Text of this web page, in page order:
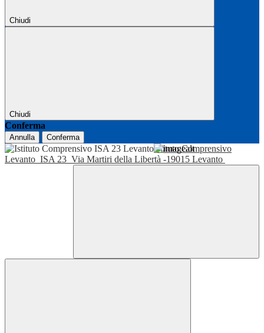
Chiudi
Chiudi
Conferma
Annulla Conferma
Istituto Comprensivo
Levanto ISA 23 Via Martiri della Libertà -19015 Levanto